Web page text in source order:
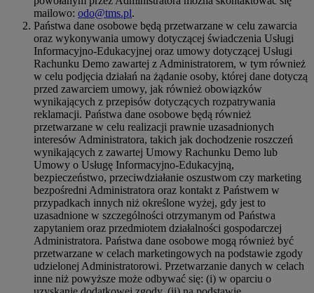
mailowo: odo@tms.pl.
Państwa dane osobowe będą przetwarzane w celu zawarcia
oraz wykonywania umowy dotyczącej świadczenia Usługi
Informacyjno-Edukacyjnej oraz umowy dotyczącej Usługi
Rachunku Demo zawartej z Administratorem, w tym również
w celu podjęcia działań na żądanie osoby, której dane dotyczą
przed zawarciem umowy, jak również obowiązków
wynikających z przepisów dotyczących rozpatrywania
reklamacji. Państwa dane osobowe będą również
przetwarzane w celu realizacji prawnie uzasadnionych
interesów Administratora, takich jak dochodzenie roszczeń
wynikających z zawartej Umowy Rachunku Demo lub
Umowy o Usługę Informacyjno-Edukacyjną,
bezpieczeństwo, przeciwdziałanie oszustwom czy marketing
bezpośredni Administratora oraz kontakt z Państwem w
przypadkach innych niż określone wyżej, gdy jest to
uzasadnione w szczególności otrzymanym od Państwa
zapytaniem oraz przedmiotem działalności gospodarczej
Administratora. Państwa dane osobowe mogą również być
przetwarzane w celach marketingowych na podstawie zgody
udzielonej Administratorowi. Przetwarzanie danych w celach
inne niż powyższe może odbywać się: (i) w oparciu o